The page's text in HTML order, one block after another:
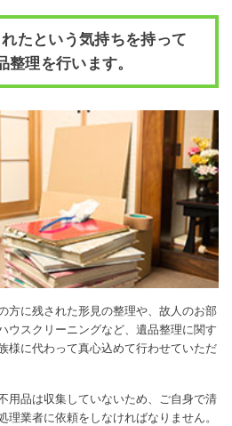
たという気持ちを持って
整理を行います。
方に残された形見の整理や、故人のお部
ウスクリーニングなど、遺品整理に関す
様に代わって真心込めて行わせていただ
用品は収集していないため、ご自身で清
理業者に依頼をしなければなりません。